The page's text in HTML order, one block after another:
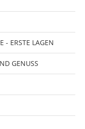
- ERSTE LAGEN
GENUSS